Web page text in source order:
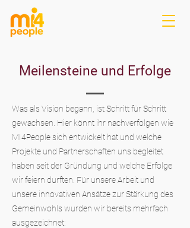
Meilensteine und Erfolge
Was als Vision begann, ist Schritt für Schritt
gewachsen. Hier könnt ihr nachverfolgen wie
MI4People sich entwickelt hat und welche
Projekte und Partnerschaften uns begleitet
haben seit der Gründung und welche Erfolge
wir feiern durften. Für unsere Arbeit und
unsere innovativen Ansätze zur Stärkung des
Gemeinwohls wurden wir bereits mehrfach
ausgezeichnet: